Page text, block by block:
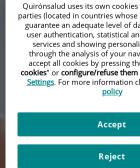
mejores
Buscar
Quirónsalud uses its own
parties (located in countries
guarantee an adequate level of
user authentication, statistical
services and showing
through the analysis of your
accept all cookies by pressing
cookies" or configure/refuse them
Settings. For more information
policy
Reject
Accept